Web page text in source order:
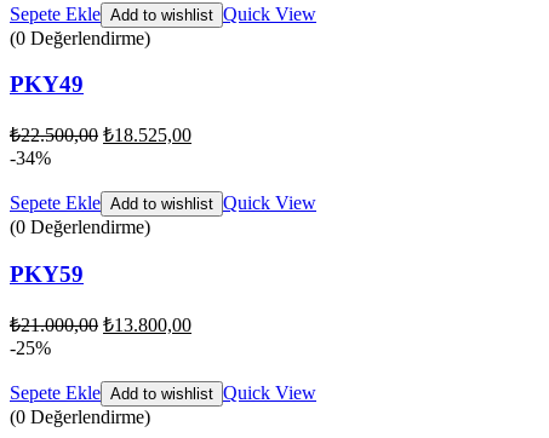
Sepete Ekle Add to wishlist Quick View
(0 Değerlendirme)
PKY49
₺22.500,00 ₺18.525,00
-34%
Sepete Ekle Add to wishlist Quick View
(0 Değerlendirme)
PKY59
₺21.000,00 ₺13.800,00
-25%
Sepete Ekle Add to wishlist Quick View
(0 Değerlendirme)